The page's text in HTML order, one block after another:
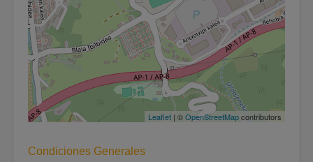
Leaflet | ©OpenStreetMapcontributors
Condiciones Generales